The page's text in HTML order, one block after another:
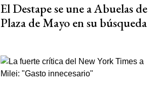
El Destape se une a Abuelas de
Plaza de Mayo en su búsqueda